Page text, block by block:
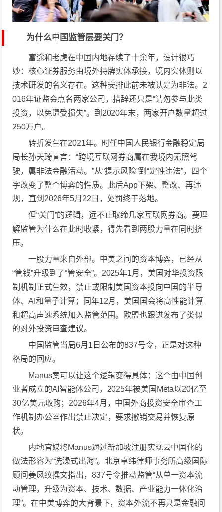
为什么中国监管层要关门？
富途和老虎在中国内地存续了十余年，设计很巧
妙：核心证券服务由境外持牌实体承接，境内实体则以
技术研发的名义存在。这种安排此前未被认定为非法。2
016年证监会点名两家公司，措辞还只是“请勿参与此类
投资，以免遭受损失”。到2020年末，两家开户数量超过
250万户。
转折发生在2021年。时任中国人民银行金融稳定局
局长孙天琦直言：“跨境互联网券商属在我境内无照驾
驶，属非法金融活动。”从“提示风险”到“定性违法”，四个
字改变了整个博弈的性质。此后App下架、整改、再违
规，直到2026年5月22日，处罚终于落地。
但“关门”的逻辑，远不止取缔几家互联网券商。要理
解监管为什么在此时收紧，得先看到两股力量在同时挤
压。
一股力量来自外部。中美之间的资本博弈，已经从
“管钱”升级到了“管安全”。2025年1月，美国对华投资限
制机制正式生效，禁止或限制美国资本投向中国的半导
体、AI和量子计算；同年12月，美国国会将高性能计算
和超高声速系统加入监管范围。欧盟也跟进发布了类似
的对外投资审查建议。
中国监管当局6月1日公布的837号令，正是对这种
格局的回应。
Manus案可以让这个逻辑变得具体：这个由中国创
业者成立的AI智能体公司，2025年被美国Meta以20亿至
30亿美元收购；2026年4月，中国外商投资安全审查工
作机制办公室作出禁止决定，要求撤销交易并恢复原
状。
内地官媒将Manus通过新加坡注册实现去中国化的
做法形容为“洗澡式出海”。北京卓纬律师事务所高级国际
顾问姜凤纹撰文指出，837号令推动监管“从单一资本流
动管理，升级为资本、技术、数据、产业能力一体化治
理”。在中美博弈的大背景下，资本外流不再只是金融问